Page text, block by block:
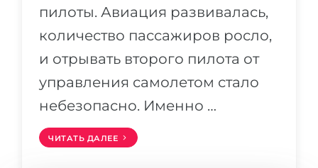
пилоты. Авиация развивалась,
количество пассажиров росло,
и отрывать второго пилота от
управления самолетом стало
небезопасно. Именно …
ЧИТАТЬ ДАЛЕЕ